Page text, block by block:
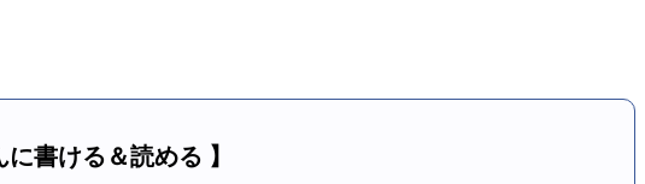
書ける＆読める 】